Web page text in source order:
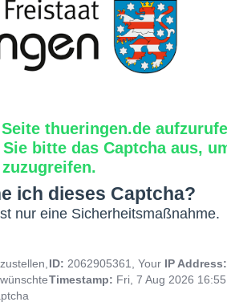
thueringen.de
bitte das Captcha aus,
zuzugreifen.
ich dieses Captcha?
nur eine Sicherheitsmaßnahme.
ID: 2062905361, Your IP
Timestamp: Fri, 7 Aug 2026